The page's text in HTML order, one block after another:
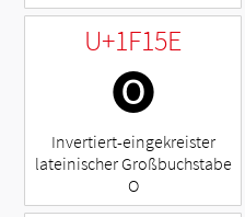
U+1F15E
🅞
Invertiert-eingekreister
lateinischer Großbuchstabe
O